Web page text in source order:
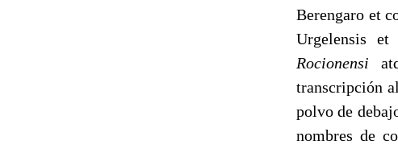
Berengaro et
Urgelensis et
Rocionensi
transcripción
polvo de
nombres de